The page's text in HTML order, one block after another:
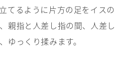
るように片方の足をイスの
親指と人差し指の間、人差
ゆっくり揉みます。